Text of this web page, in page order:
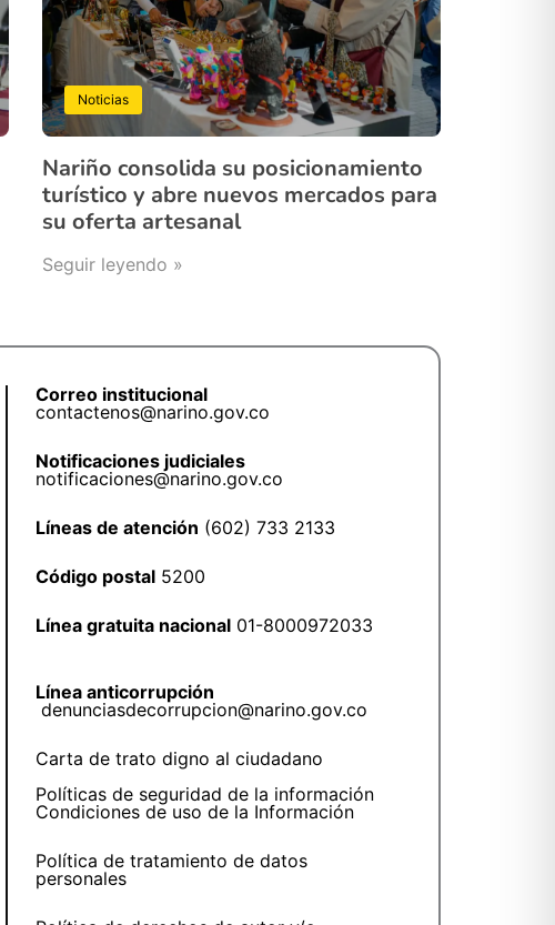
Noticias
Nariño consolida su posicionamiento
turístico y abre nuevos mercados para
su oferta artesanal
Seguir leyendo »
Correo institucional
contactenos@narino.gov.co
Notificaciones judiciales
notificaciones@narino.gov.co
Líneas de atención (602) 733 2133
Código postal 5200
Línea gratuita nacional 01-8000972033
Línea anticorrupción
denunciasdecorrupcion@narino.gov.co
Carta de trato digno al ciudadano
Políticas de seguridad de la información
Condiciones de uso de la Información
Política de tratamiento de datos
personales